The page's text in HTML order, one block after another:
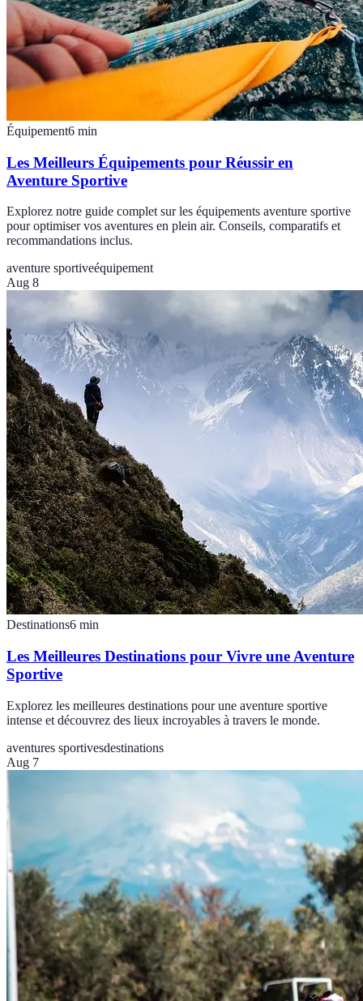
Équipement6 min
Les Meilleurs Équipements pour Réussir en
Aventure Sportive
Explorez notre guide complet sur les équipements aventure sportive
pour optimiser vos aventures en plein air. Conseils, comparatifs et
recommandations inclus.
aventure sportiveéquipement
Aug 8
Destinations6 min
Les Meilleures Destinations pour Vivre une Aventure
Sportive
Explorez les meilleures destinations pour une aventure sportive
intense et découvrez des lieux incroyables à travers le monde.
aventures sportivesdestinations
Aug 7